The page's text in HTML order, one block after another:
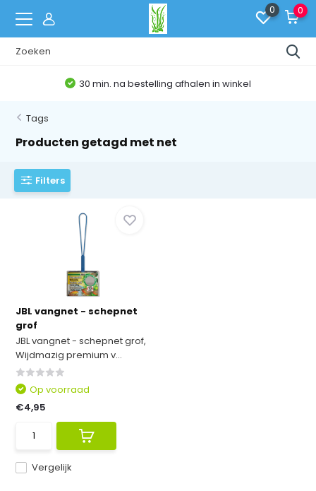
0 0
30 min. na bestelling afhalen in winkel
Tags
Producten getagd met net
Filters
JBL vangnet - schepnet
grof
JBL vangnet - schepnet grof,
Wijdmazig premium v...
Vergelijk
Op voorraad
€4,95